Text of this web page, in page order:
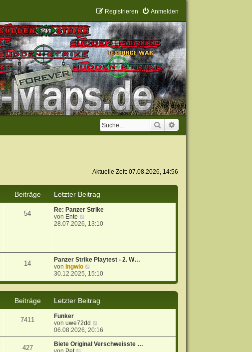
Anmelden
Registrieren
Suche
Aktuelle Zeit: 07.08.2026, 14:56
Beiträge
Letzter Beitrag
54
Re: Panzer Strike
von Ente
e
t
e
r
B
i
t
r
28.07.2026, 13:10
14
Panzer Strike Playtest - 2. W…
von Ingwio
e
u
t
e
B
e
i
t
30.12.2025, 15:10
Beiträge
Letzter Beitrag
7411
Funker
vonuwe72dd
e
u
e
06.08.2026, 20:16
427
Biete Original Verschweisste …